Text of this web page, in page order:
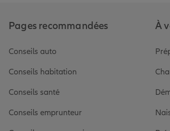
Pages recommandées
Conseils auto
Conseils habitation
Conseils santé
Conseils emprunteur
À